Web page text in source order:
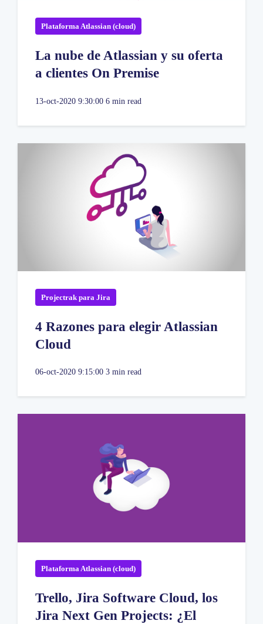
Plataforma Atlassian (cloud)
La nube de Atlassian y su oferta
a clientes On Premise
13-oct-2020 9:30:00 6 min read
Projectrak para Jira
4 Razones para elegir Atlassian
Cloud
06-oct-2020 9:15:00 3 min read
Plataforma Atlassian (cloud)
Trello, Jira Software Cloud, los
Jira Next Gen Projects: ¿El